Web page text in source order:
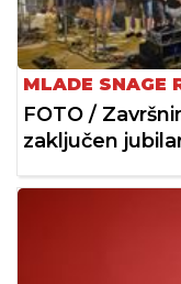
MLADE SNAGE
FOTO /
zaključen